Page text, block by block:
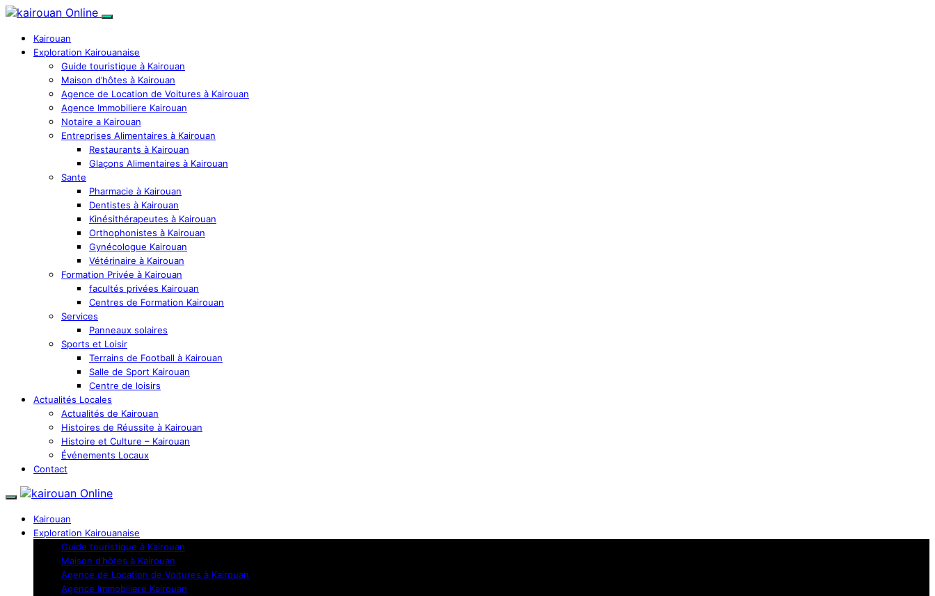
Kairouan
Exploration Kairouanaise
Guide touristique à Kairouan
Maison d’hôtes à Kairouan
Agence de Location de Voitures à Kairouan
Agence Immobiliere Kairouan
Notaire a Kairouan
Entreprises Alimentaires à Kairouan
Restaurants à Kairouan
Glaçons Alimentaires à Kairouan
Sante
Pharmacie à Kairouan
Dentistes à Kairouan
Kinésithérapeutes à Kairouan
Orthophonistes à Kairouan
Gynécologue Kairouan
Vétérinaire à Kairouan
Formation Privée à Kairouan
facultés privées Kairouan
Centres de Formation Kairouan
Services
Panneaux solaires
Sports et Loisir
Terrains de Football à Kairouan
Salle de Sport Kairouan
Centre de loisirs
Actualités Locales
Actualités de Kairouan
Histoires de Réussite à Kairouan
Histoire et Culture – Kairouan
Événements Locaux
Contact
Kairouan
Exploration Kairouanaise
Guide touristique à Kairouan
Maison d’hôtes à Kairouan
Agence de Location de Voitures à Kairouan
Agence Immobiliere Kairouan